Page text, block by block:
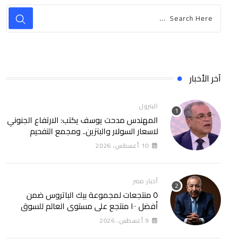
آخر الأخبار
البترول
المهندس مدحت يوسف يكتب: الارتفاع الجنوني
لاسعار السولار والبتزين.. ومجمع التفحيم
للمازوت بشركة السويس
10 أغسطس، 2026
أخبار مصر
٥ منتجعات لمجموعة بيك الباتروس ضمن
أفضل ١٠٠ منتجع على مستوى العالم للسوق
الروسى
9 أغسطس، 2026